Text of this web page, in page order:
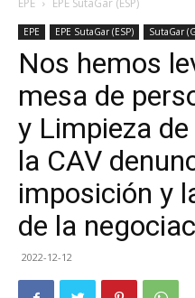
EPE EPE SutaGar (ESP)
EPE EPE SutaGar (ESP) SutaGar
Nos hemos
mesa de
y Limpieza
la CAV
imposición y
de la
2022-12-12